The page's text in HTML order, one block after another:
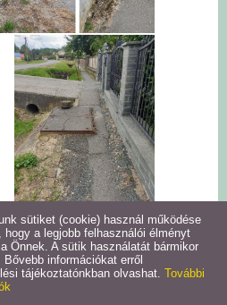
sütiket (cookie) használ működése
hogy a legjobb felhasználói élményt
Önnek. A sütik használatát bármikor
Bővebb információkat erről
tájékoztatónkban olvashat. További